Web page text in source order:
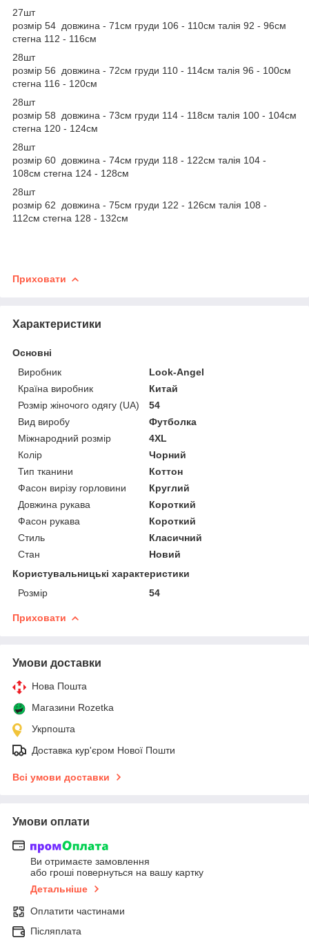
27шт
розмір 54 довжина - 71см груди 106 - 110см талія 92 - 96см
стегна 112 - 116см
28шт
розмір 56 довжина - 72см груди 110 - 114см талія 96 - 100см
стегна 116 - 120см
28шт
розмір 58 довжина - 73см груди 114 - 118см талія 100 - 104см
стегна 120 - 124см
28шт
розмір 60 довжина - 74см груди 118 - 122см талія 104 -
108см стегна 124 - 128см
28шт
розмір 62 довжина - 75см груди 122 - 126см талія 108 -
112см стегна 128 - 132см
Приховати
Характеристики
Основні
Виробник
Look-Angel
Країна виробник
Китай
Розмір жіночого одягу (UA)
54
Вид виробу
Футболка
Міжнародний розмір
4XL
Колір
Чорний
Тип тканини
Коттон
Фасон вирізу горловини
Круглий
Довжина рукава
Короткий
Фасон рукава
Короткий
Стиль
Класичний
Стан
Новий
Користувальницькі характеристики
Розмір
54
Приховати
Умови доставки
Нова Пошта
Магазини Rozetka
Укрпошта
Доставка кур'єром Нової Пошти
Всі умови доставки
Умови оплати
Ви отримаєте замовлення
або гроші повернуться на вашу картку
Детальніше
Оплатити частинами
Післяплата